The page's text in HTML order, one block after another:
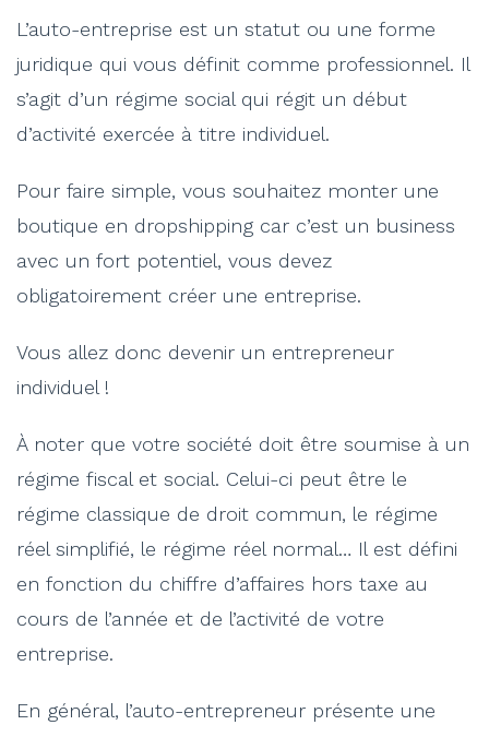
L’auto-entreprise est un statut ou une forme
juridique qui vous définit comme professionnel. Il
s’agit d’un régime social qui régit un début
d’activité exercée à titre individuel.
Pour faire simple, vous souhaitez monter une
boutique en dropshipping car c’est un business
avec un fort potentiel, vous devez
obligatoirement créer une entreprise.
Vous allez donc devenir un entrepreneur
individuel !
À noter que votre société doit être soumise à un
régime fiscal et social. Celui-ci peut être le
régime classique de droit commun, le régime
réel simplifié, le régime réel normal… Il est défini
en fonction du chiffre d’affaires hors taxe au
cours de l’année et de l’activité de votre
entreprise.
En général, l’auto-entrepreneur présente une